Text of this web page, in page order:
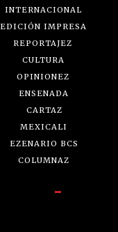
INTERNACIONAL
EDICIÓN IMPRESA
REPORTAJEZ
CULTURA
OPINIONEZ
ENSENADA
CARTAZ
MEXICALI
EZENARIO BCS
COLUMNAZ
-